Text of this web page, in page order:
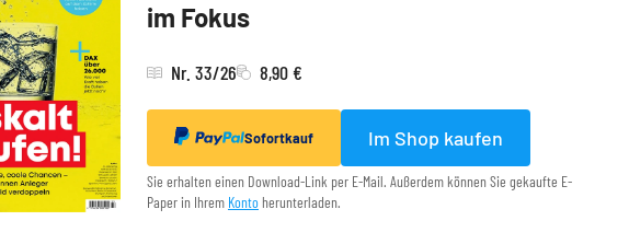
im Fokus
Nr. 33/26 8,90 €
Sofortkauf Im Shop kaufen
Sie erhalten einen Download-Link per E-Mail. Außerdem können Sie gekaufte E-
Paper in Ihrem Konto herunterladen.